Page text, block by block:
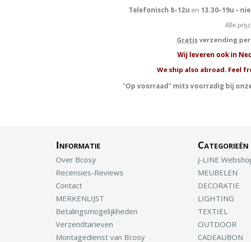
Telefonisch 8-12u en 13.30-19u -
Alle
Gratisverzending per
Wij leveren ook in
We ship also abroad. Feel
"Op voorraad" mits voorradig bij
Informatie
Over Bcosy
Recensies-Reviews
Contact
MERKENLIJST
Betalingsmogelijkheden
Verzendtarieven
Montagedienst van Bcosy
Categorieën
J-LINE
MEUBELEN
DECORATIE
LIGHTING
TEXTIEL
OUTDOOR
CADEAUBON